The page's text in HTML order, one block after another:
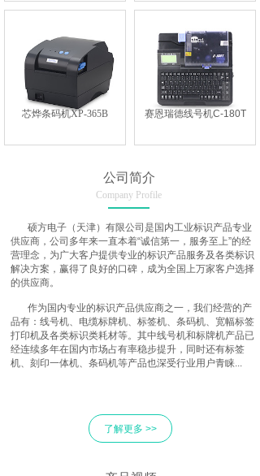
赛恩瑞德线号机C-180T
芯烨条码机XP-365B
公司简介
Company Profile
硕方电子（天津）有限公司是国内工业标识产品专业
供应商，公司多年来一直本着“诚信第一，服务至上”的经
营理念，为广大客户提供专业的标识产品服务及各类标识
解决方案，赢得了良好的口碑，成为全国上万家客户选择
的供应商。
作为国内专业的标识产品供应商之一，我们经营的产
品有：线号机、电缆标牌机、标签机、条码机、宽幅标签
打印机及各类标识类耗材等。其中线号机和标牌机产品已
经连续多年在国内市场占有率稳步提升，同时还有标签
机、刻印一体机、条码机等产品也深受行业用户青睐...
了解更多 >>